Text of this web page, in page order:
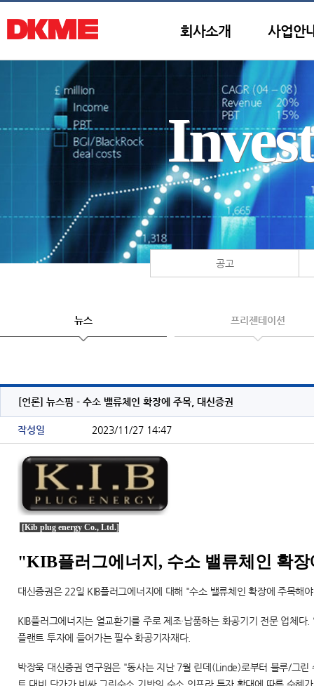
회사소개 사업안
공고
뉴스 프리젠테이션
[언론] 뉴스핌 - 수소 밸류체인 확장에 주목, 대신증권
작성일 2023/11/27 14:47
[Kib plug energy Co., Ltd.]
"KIB플러그에너지, 수소 밸류체인 확
대신증권은 22일 KIB플러그에너지에 대해 "수소 밸류체인 확장에 주목해
KIB플러그에너지는 열교환기를 주로 제조·납품하는 화공기기 전문 업체
플랜트 투자에 들어가는 필수 화공기자재다.
박장욱 대신증권 연구원은 "동사는 지난 7월 린데(Linde)로부터 블루/그